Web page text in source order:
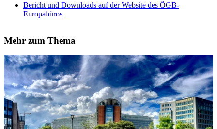
Bericht und Downloads auf der Website des ÖGB-
Europabüros
Mehr zum Thema